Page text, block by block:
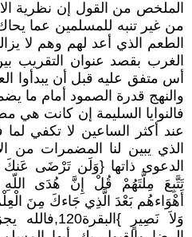
الملخص من القول إن نظرية
من غير تنبه للمسلمين عما
الطعم الذي أعد لهم وهم لا
الغرب بقصد عنوان التقريب
أس متفق عليه قبل أن يبدأوا
والنهج قدرة الصمود أمام ما
فالنوايا السليمة إن كانت هي
عند أكثر الساعين لا تكفي
الذي يبين لنا المضمرات من
الدعوى ذاتها {وَلَن تَرْضَى عَنكَ
تَتَّبِعَ مِلَّتَهُمْ قُلْ إِنَّ هُدَى
أَهْوَاءهُم بَعْدَ الَّذِي جَاءكَ مِنَ
وَلاَ نَصِيرٍ